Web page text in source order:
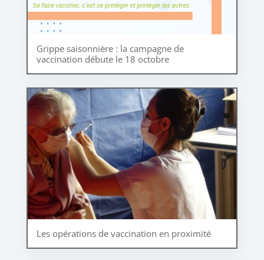
Grippe saisonnière : la campagne de
vaccination débute le 18 octobre
Les opérations de vaccination en proximité